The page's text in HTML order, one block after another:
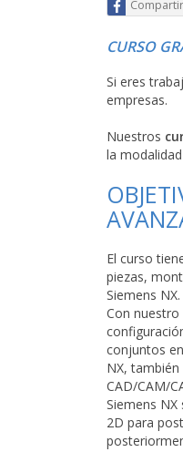
Compartir
CURSO
Si eres
empresas.
Nuestros
la
El curso
piezas,
Siemens NX.
Con nuestro
conjuntos
NX,
CAD/CAM/
Siemens
2D para